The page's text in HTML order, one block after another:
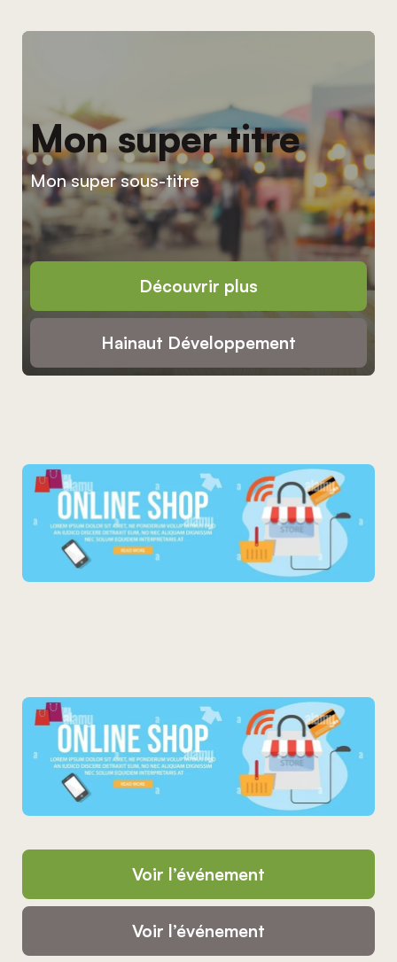
Mon super titre
Mon super sous-titre
Découvrir plus
Hainaut Développement
Voir l’événement
Voir l’événement